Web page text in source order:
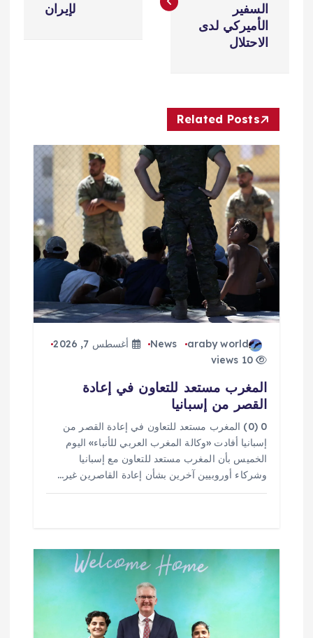
م
ق
ت
السفير
الأميركي لدى
الاحتلال
لإيران
Related Posts
araby world
News
أغسطس 7, 2026
10 views
المغرب مستعد للتعاون في إعادة
القصر من إسبانيا
0 (0) المغرب مستعد للتعاون في إعادة القصر من
إسبانيا أفادت «وكالة المغرب العربي للأنباء» اليوم
الخميس بأن المغرب مستعد للتعاون مع إسبانيا
وشركاء أوروبيين آخرين بشأن إعادة القاصرين غير…